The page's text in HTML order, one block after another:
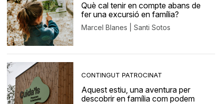
Què cal tenir en compte abans de
fer una excursió en família?
Marcel Blanes | Santi Sotos
CONTINGUT PATROCINAT
Aquest estiu, una aventura per
descobrir en família com podem